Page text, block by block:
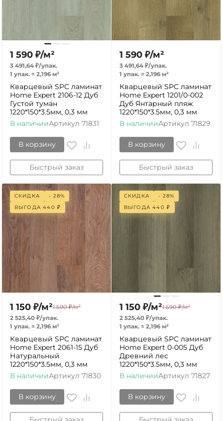
1 590 ₽/м²
3 491,64 ₽/упак.
1 упак. = 2,196 м²
Кварцевый SPC ламинат
Home Expert 2106-12 Дуб
Густой туман
1220*150*3.5мм, 0,3 мм
В наличииАртикул 71831
В корзину
Быстрый заказ
1 590 ₽/м²
3 491,64 ₽/упак.
1 упак. = 2,196 м²
Кварцевый SPC ламинат
Home Expert 1201/0-002
Дуб Янтарный пляж
1220*150*3.5мм, 0,3 мм
В наличииАртикул 71829
В корзину
Быстрый заказ
СКИДКА
- 28%
ВЫГОДА440 ₽
1 150 ₽/м²1 590 ₽/м²
2 525,40 ₽/упак.
1 упак. = 2,196 м²
Кварцевый SPC ламинат
Home Expert 2061-15 Дуб
Натуральный
1220*150*3.5мм, 0,3 мм
В наличииАртикул 71830
В корзину
СКИДКА
- 28%
ВЫГОДА440 ₽
1 150 ₽/м²1 590 ₽/м²
2 525,40 ₽/упак.
1 упак. = 2,196 м²
Кварцевый SPC ламинат
Home Expert 0-005 Дуб
Древний лес
1220*150*3.5мм, 0,3 мм
В наличииАртикул 71827
В корзину